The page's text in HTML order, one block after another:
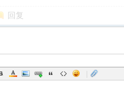
回复
|